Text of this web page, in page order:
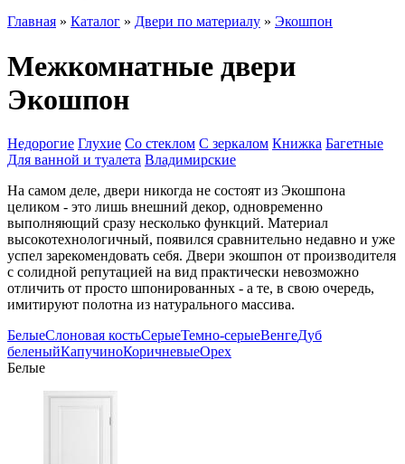
Главная » Каталог » Двери по материалу » Экошпон
Межкомнатные двери
Экошпон
Недорогие Глухие Со стеклом С зеркалом Книжка Багетные
Для ванной и туалета Владимирские
На самом деле, двери никогда не состоят из Экошпона
целиком - это лишь внешний декор, одновременно
выполняющий сразу несколько функций. Материал
высокотехнологичный, появился сравнительно недавно и уже
успел зарекомендовать себя. Двери экошпон от производителя
с солидной репутацией на вид практически невозможно
отличить от просто шпонированных - а те, в свою очередь,
имитируют полотна из натурального массива.
БелыеСлоновая костьСерыеТемно-серыеВенгеДуб
беленыйКапучиноКоричневыеОрех
Белые